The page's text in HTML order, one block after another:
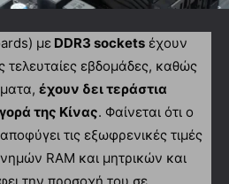
με DDR3 sockets έχουν
τελευταίες εβδομάδες, καθώς
έχουν δει τεράστια
της Κίνας. Φαίνεται ότι ο
τις εξωφρενικές τιμές
RAM και μητρικών και